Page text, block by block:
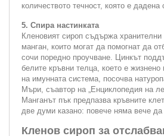
количеството течност, която е
5. Спира настинката
Кленовият сироп съдържа
манган, които могат да помогнат да
сочи поредно проучване. Цинкът
белите кръвни телца, което е
на имунната система, посочва
Мъри, съавтор на „Енциклопедия на
Манганът пък предпазва кръвните
две думи казано: повече няма вече да
Кленов сироп за